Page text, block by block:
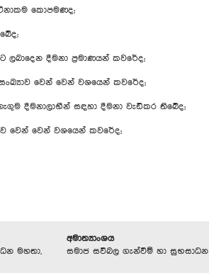
කොපමණද;
දීමනා ප්‍රමාණයන් කවරේද;
වෙන් වෙන් වශයෙන් කවරේද;
දීමනාලාභීන් සඳහා දීමනා වැඩිකර තිබේද;
වෙන් වෙන් වශයෙන් කවරේද;
මහතා,
අමාත්‍යාංශය
සමාජ සවිබල ගැන්වීම් හා සුභසාධන